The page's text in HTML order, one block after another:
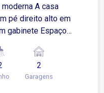
A casa
gabinete Espaço
independente
para 2
2
Garagens